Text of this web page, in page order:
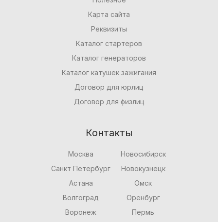
Карта сайта
Реквизиты
Каталог стартеров
Каталог генераторов
Каталог катушек зажигания
Договор для юрлиц
Договор для физлиц
Контакты
Москва
Санкт Петербург
Астана
Волгоград
Воронеж
Новосибирск
Новокузнецк
Омск
Оренбург
Пермь